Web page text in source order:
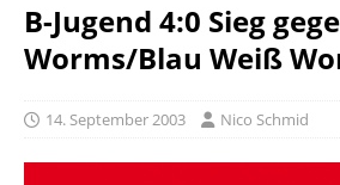
B-Jugend 4:0 Sieg
Worms/Blau Weiß
14. September 2003 Nico Schmid